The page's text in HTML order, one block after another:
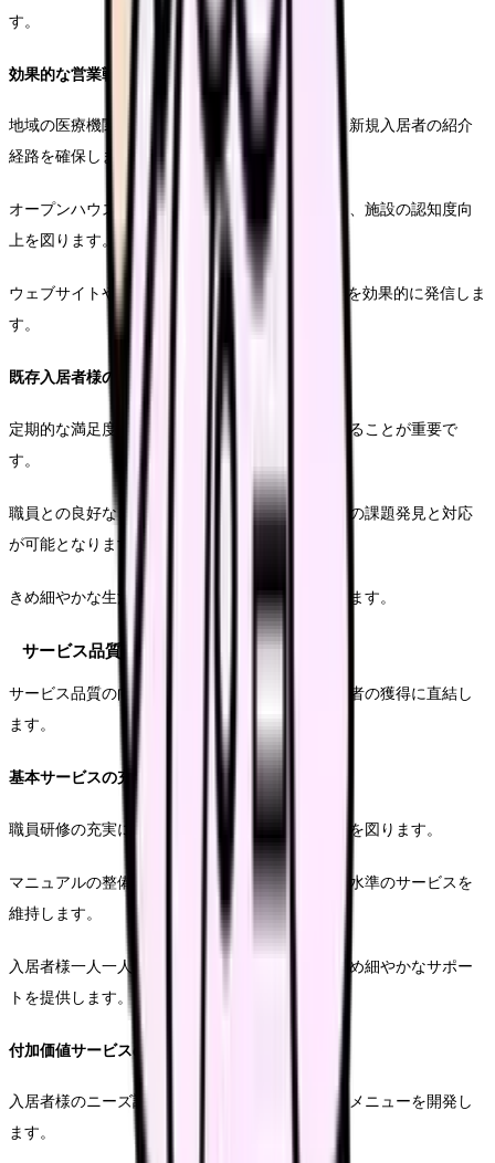
す。
効果的な営業戦略
地域の医療機関や介護施設との連携強化により、新規入居者の紹介
経路を確保します。
オープンハウスや地域交流イベントの開催により、施設の認知度向
上を図ります。
ウェブサイトやSNSを活用し、施設の特徴や魅力を効果的に発信しま
す。
既存入居者様の満足度向上
定期的な満足度調査により、改善ニーズを把握することが重要で
す。
職員との良好なコミュニケーションにより、早期の課題発見と対応
が可能となります。
きめ細やかな生活支援により、長期入居を促進します。
サービス品質向上の取り組み
サービス品質の向上は、入居率の維持と新規入居者の獲得に直結し
ます。
基本サービスの充実
職員研修の充実により、サービス提供の質的向上を図ります。
マニュアルの整備と定期的な見直しにより、一定水準のサービスを
維持します。
入居者様一人一人の生活パターンに合わせた、きめ細やかなサポー
トを提供します。
付加価値サービスの開発
入居者様のニーズ調査に基づき、新たなサービスメニューを開発し
ます。